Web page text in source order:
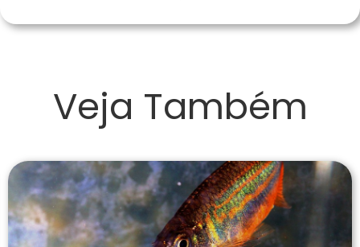
Veja Também